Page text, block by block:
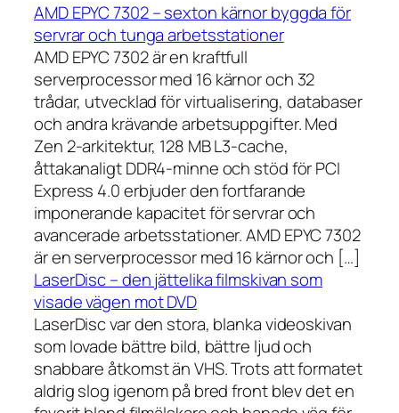
AMD EPYC 7302 – sexton kärnor byggda för
servrar och tunga arbetsstationer
AMD EPYC 7302 är en kraftfull
serverprocessor med 16 kärnor och 32
trådar, utvecklad för virtualisering, databaser
och andra krävande arbetsuppgifter. Med
Zen 2-arkitektur, 128 MB L3-cache,
åttakanaligt DDR4-minne och stöd för PCI
Express 4.0 erbjuder den fortfarande
imponerande kapacitet för servrar och
avancerade arbetsstationer. AMD EPYC 7302
är en serverprocessor med 16 kärnor och […]
LaserDisc – den jättelika filmskivan som
visade vägen mot DVD
LaserDisc var den stora, blanka videoskivan
som lovade bättre bild, bättre ljud och
snabbare åtkomst än VHS. Trots att formatet
aldrig slog igenom på bred front blev det en